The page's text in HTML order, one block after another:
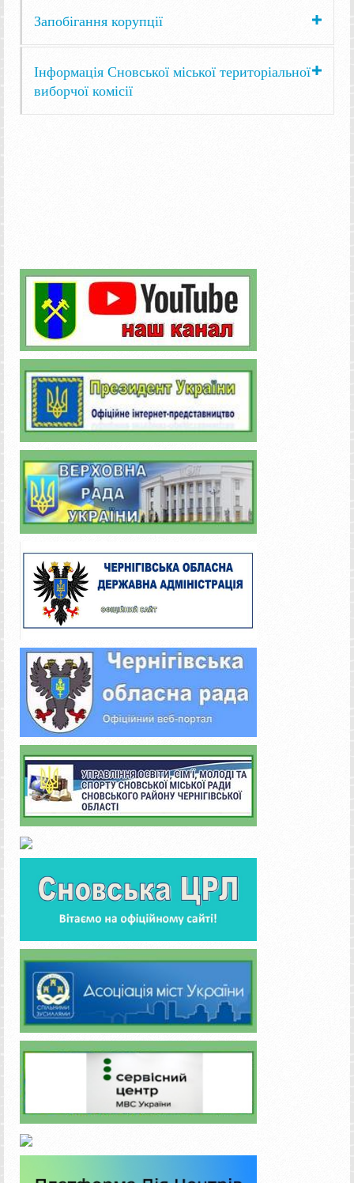
Запобігання корупції
Інформація Сновської міської територіальної
виборчої комісії